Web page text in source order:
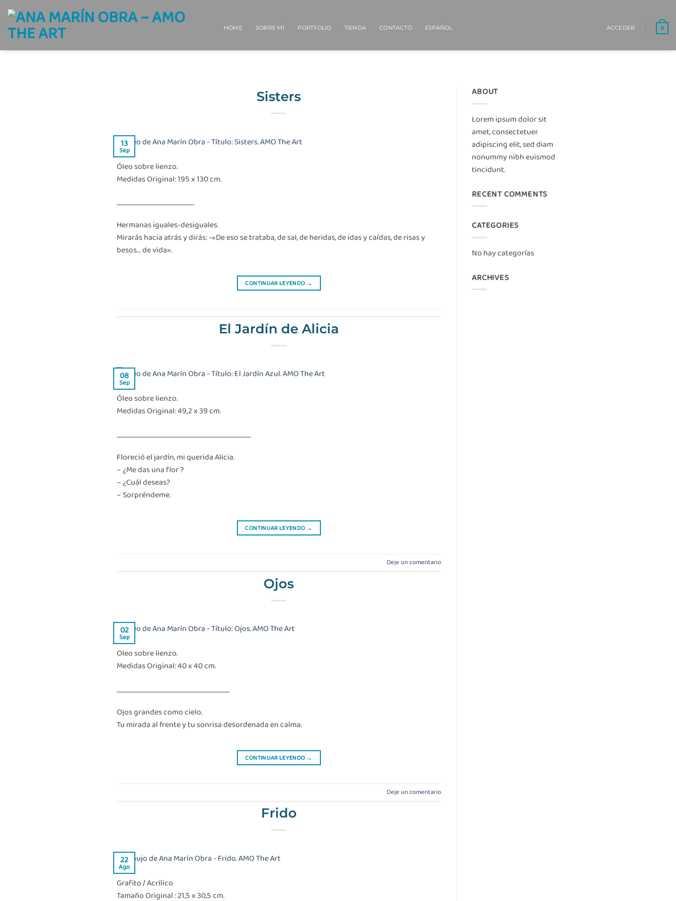
contenido
HOME SOBRE MÍ PORTFOLIO TIENDA CONTACTO ESPAÑOL ACCEDER 0
Sisters
13
Sep
Óleo sobre lienzo.
Medidas Original: 195 x 130 cm.
Hermanas iguales-desiguales.
Mirarás hacia atrás y dirás: -«De eso se trataba, de sal, de heridas, de idas y caídas, de risas y
besos… de vida».
CONTINUAR LEYENDO →
El Jardín de Alicia
08
Sep
Óleo sobre lienzo.
Medidas Original: 49,2 x 39 cm.
Floreció el jardín, mi querida Alicia.
– ¿Me das una flor ?
– ¿Cuál deseas?
– Sorpréndeme.
CONTINUAR LEYENDO →
Deje un comentario
Ojos
02
Sep
Oleo sobre lienzo.
Medidas Original: 40 x 40 cm.
Ojos grandes como cielo.
Tu mirada al frente y tu sonrisa desordenada en calma.
CONTINUAR LEYENDO →
Deje un comentario
Frido
22
Ago
Grafito / Acrílico
Tamaño Original : 21,5 x 30,5 cm.
ABOUT
Lorem ipsum dolor sit
amet, consectetuer
adipiscing elit, sed diam
nonummy nibh euismod
tincidunt.
RECENT COMMENTS
CATEGORIES
No hay categorías
ARCHIVES